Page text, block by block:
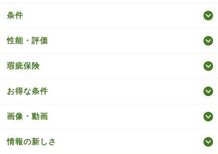
条件
性能・評価
瑕疵保険
お得な条件
画像・動画
情報の新しさ